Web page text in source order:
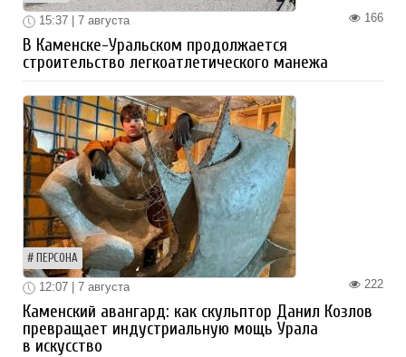
166
15:37 | 7 августа
В Каменске-Уральском продолжается
строительство легкоатлетического манежа
ПЕРСОНА
222
12:07 | 7 августа
Каменский авангард: как скульптор Данил Козлов
превращает индустриальную мощь Урала
в искусство